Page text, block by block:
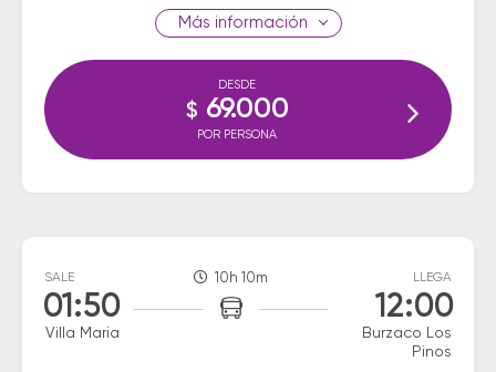
información
DESDE
$ 69.000
POR PERSONA
SALE
01:50
Villa Maria
10h 10m LLEGA
12:00
Burzaco Los
Pinos